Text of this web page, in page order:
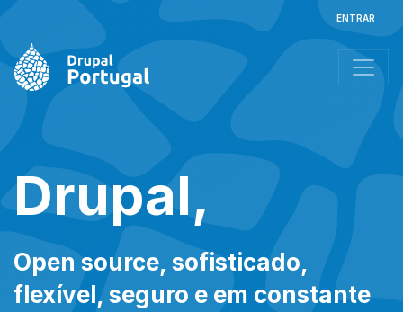
conteúdo
principal
ENTRAR
Drupal,
Open source, sofisticado,
flexível, seguro e em constante